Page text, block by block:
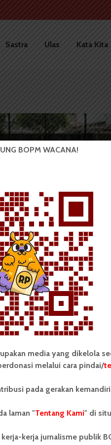
Sastra Ulas Kata Kita
Diduga Alami
Kating dan...
Agustus 2025 3 menit waktu baca
BOPM WACANA!
media yang dikelola
melalui cara pindai/
pada gerakan
laman "Tentang Kami" di
kerja jurnalisme publik